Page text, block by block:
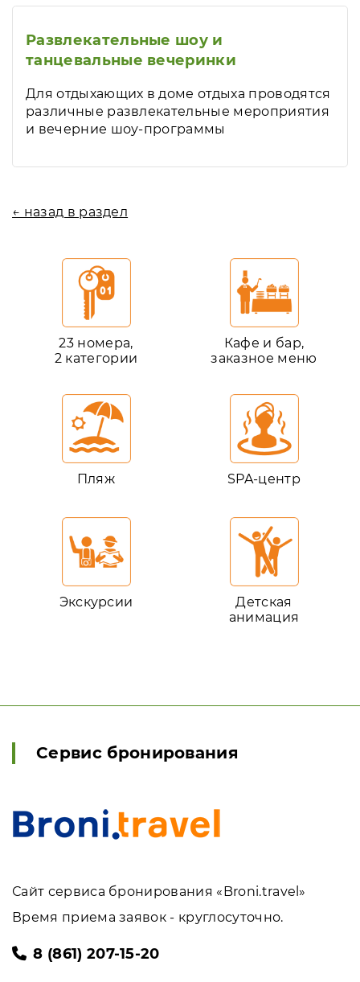
Развлекательные шоу и
танцевальные вечеринки
Для отдыхающих в доме отдыха проводятся
различные развлекательные мероприятия
и вечерние шоу-программы
← назад в раздел
23 номера,
2 категории
Кафе и бар,
заказное меню
Пляж SPA-центр
Экскурсии
Детская
анимация
Сервис бронирования
Сайт сервиса бронирования «Broni.travel»
Время приема заявок - круглосуточно.
8 (861) 207-15-20